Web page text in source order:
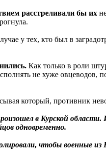
расстреливали бы их
у тех, кто был в
Как только в роли
не хуже
который, противник
в Курской
одновременно.
чтобы военные